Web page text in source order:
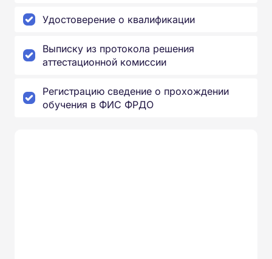
Удостоверение о квалификации
Выписку из протокола решения
аттестационной комиссии
Регистрацию сведение о прохождении
обучения в ФИС ФРДО